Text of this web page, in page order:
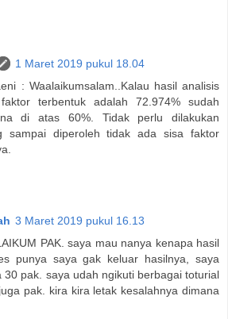
1 Maret 2019 pukul 18.04
: Waalaikumsalam..Kalau hasil analisis
terbentuk adalah 72.974% sudah
di atas 60%. Tidak perlu dilakukan
sampai diperoleh tidak ada sisa faktor
3 Maret 2019 pukul 16.13
PAK. saya mau nanya kenapa hasil
punya saya gak keluar hasilnya, saya
30 pak. saya udah ngikuti berbagai toturial
pak. kira kira letak kesalahnya dimana